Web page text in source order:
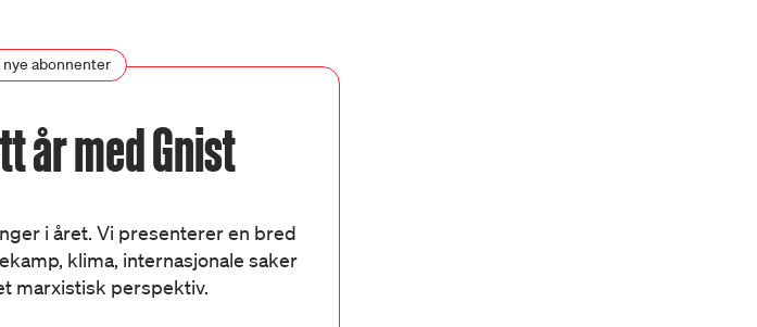
abonnenter
år med Gnist
i året. Vi presenterer en bred
klima, internasjonale saker
marxistisk perspektiv.